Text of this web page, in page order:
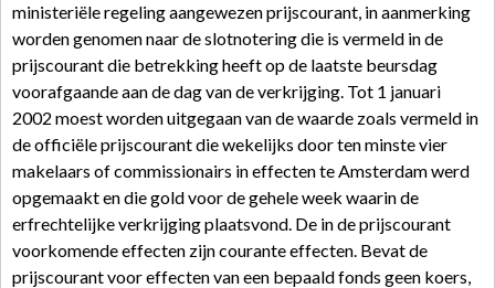
ministeriële regeling aangewezen prijscourant, in aanmerking
worden genomen naar de slotnotering die is vermeld in de
prijscourant die betrekking heeft op de laatste beursdag
voorafgaande aan de dag van de verkrijging. Tot 1 januari
2002 moest worden uitgegaan van de waarde zoals vermeld in
de officiële prijscourant die wekelijks door ten minste vier
makelaars of commissionairs in effecten te Amsterdam werd
opgemaakt en die gold voor de gehele week waarin de
erfrechtelijke verkrijging plaatsvond. De in de prijscourant
voorkomende effecten zijn courante effecten. Bevat de
prijscourant voor effecten van een bepaald fonds geen koers,